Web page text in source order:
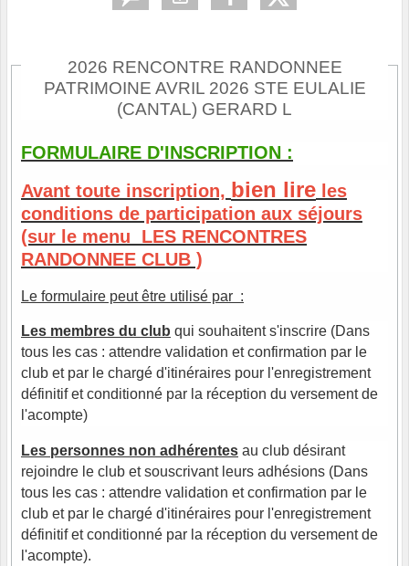
2026 RENCONTRE RANDONNEE
PATRIMOINE AVRIL 2026 STE EULALIE
(CANTAL) GERARD L
FORMULAIRE D'INSCRIPTION :
Avant toute inscription, bien lire les
conditions de participation aux séjours
(sur le menu LES RENCONTRES
RANDONNEE CLUB )
Le formulaire peut être utilisé par :
Les membres du club qui souhaitent s'inscrire (Dans
tous les cas : attendre validation et confirmation par le
club et par le chargé d'itinéraires pour l'enregistrement
définitif et conditionné par la réception du versement de
l'acompte)
Les personnes non adhérentes au club désirant
rejoindre le club et souscrivant leurs adhésions (Dans
tous les cas : attendre validation et confirmation par le
club et par le chargé d'itinéraires pour l'enregistrement
définitif et conditionné par la réception du versement de
l'acompte).